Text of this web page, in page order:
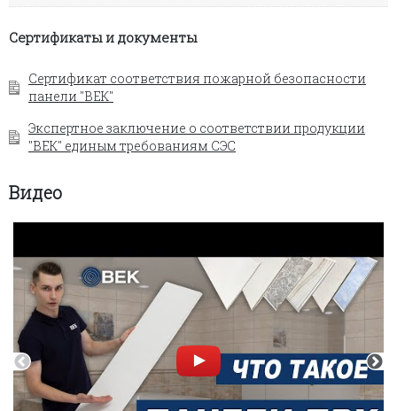
Сертификаты и документы
Сертификат соответствия пожарной безопасности
панели "ВЕК"
Экспертное заключение о соответствии продукции
"ВЕК" единым требованиям СЭС
Видео